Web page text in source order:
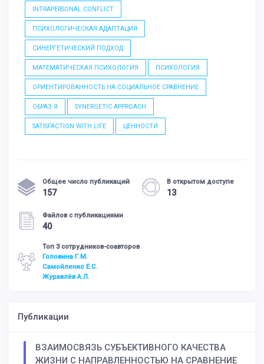
INTRAPERSONAL CONFLICT
ПСИХОЛОГИЧЕСКАЯ АДАПТАЦИЯ
СИНЕРГЕТИЧЕСКИЙ ПОДХОД
МАТЕМАТИЧЕСКАЯ ПСИХОЛОГИЯ ПСИХОЛОГИЯ
ОРИЕНТИРОВАННОСТЬ НА СОЦИАЛЬНОЕ СРАВНЕНИЕ
ОБРАЗ Я SYNERGETIC APPROACH
SATISFACTION WITH LIFE ЦЕННОСТИ
Общее число публикаций
157
В открытом доступе
13
Файлов с публикациями
40
Топ 3 сотрудников-соавторов
Головина Г.М.
Самойленко Е.С.
Журавлёв А.Л.
Публикации
ВЗАИМОСВЯЗЬ СУБЪЕКТИВНОГО КАЧЕСТВА
ЖИЗНИ С НАПРАВЛЕННОСТЬЮ НА СРАВНЕНИЕ